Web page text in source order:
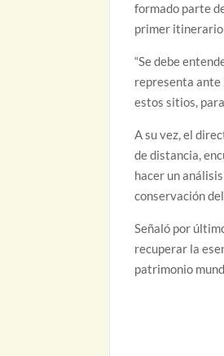
formado parte
primer itinerario
“Se debe
representa ante
estos sitios,
A su vez, el
de distancia,
hacer un
conservación
Señaló por
recuperar la
patrimonio